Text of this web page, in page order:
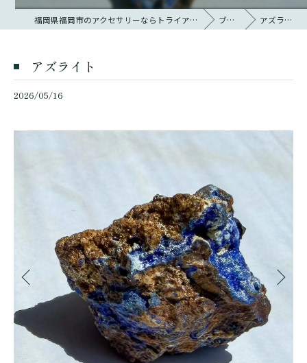
福岡県福岡市のアクセサリーならトライアングル 大名 ブログ アズライト
アズライト
2026/05/16